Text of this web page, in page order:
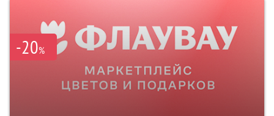
-20%